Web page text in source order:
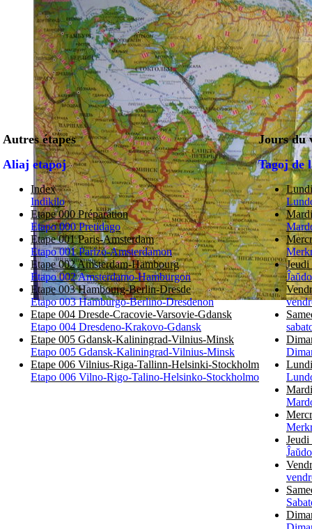
Autres étapes
Aliaj etapoj
Index
Indikilo
Etape 000 Préparation
Etapo 000 Pretidago
Etape 001 Paris-Amsterdam
Etapo 001 Parizo-Amsterdamon
Etape 002 Amsterdam-Hambourg
Etapo 002 Amsterdamo-Hamburgon
Etape 003 Hambourg-Berlin-Dresde
Etapo 003 Hamburgo-Berlino-Dresdenon
Etape 004 Dresde-Cracovie-Varsovie-Gdansk
Etapo 004 Dresdeno-Krakovo-Gdansk
Etape 005 Gdansk-Kaliningrad-Vilnius-Minsk
Etapo 005 Gdansk-Kaliningrad-Vilnius-Minsk
Etape 006 Vilnius-Riga-Tallinn-Helsinki-Stockholm
Etapo 006 Vilno-Rigo-Talino-Helsinko-Stockholmo
Jours du
Tagoj de